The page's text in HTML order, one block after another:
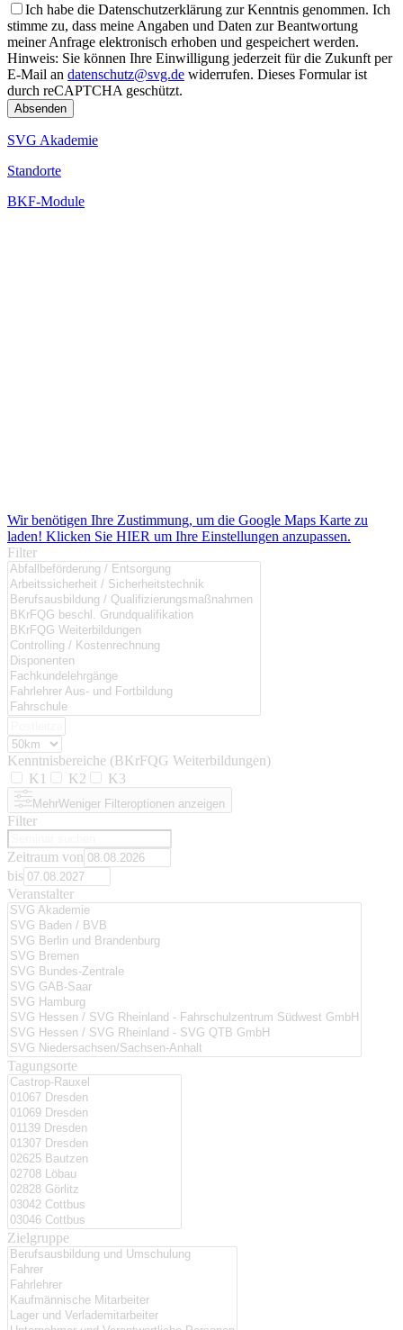
Ich habe die Datenschutzerklärung zur Kenntnis genommen. Ich
stimme zu, dass meine Angaben und Daten zur Beantwortung
meiner Anfrage elektronisch erhoben und gespeichert werden.
Hinweis: Sie können Ihre Einwilligung jederzeit für die Zukunft per
E-Mail an datenschutz@svg.de widerrufen. Dieses Formular ist
durch reCAPTCHA geschützt.
SVG Akademie
Standorte
BKF-Module
Wir benötigen Ihre Zustimmung, um die Google Maps Karte zu
laden! Klicken Sie HIER um Ihre Einstellungen anzupassen.
Filter
Kenntnisbereiche (BKrFQG Weiterbildungen)
K1
K2 K3
MehrWeniger Filteroptionen anzeigen
Filter
Zeitraum von
bis
Veranstalter
Tagungsorte
Zielgruppe